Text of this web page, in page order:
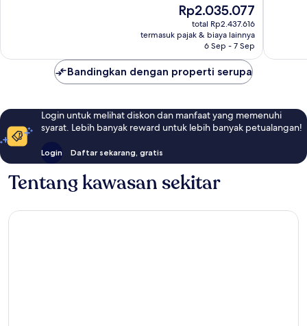
Harga
sekarang
Rp2.035.077
Rp2.035.077
total Rp2.437.616
termasuk pajak & biaya lainnya
6 Sep - 7 Sep
Bandingkan dengan properti serupa
Login untuk melihat diskon dan manfaat yang memenuhi
syarat. Lebih banyak reward untuk lebih banyak petualangan!
Login Daftar sekarang, gratis
Tentang kawasan sekitar